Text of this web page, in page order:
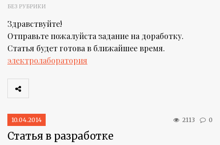
БЕЗ РУБРИКИ
Здравствуйте!
Отправьте пожалуйста задание на доработку.
Статья будет готова в ближайшее время.
электролаборатория
10.04.2014 2113 0
Статья в разработке